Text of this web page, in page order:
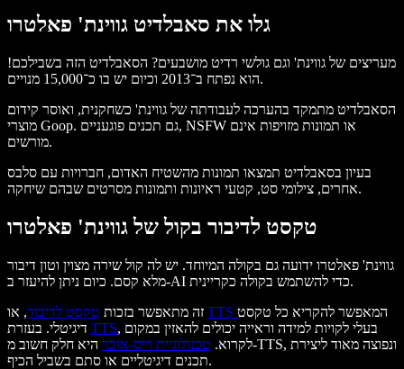
גלו את סאבלדיט גווינת' פאלטרו
מעריצים של גווינת' וגם גולשי רדיט מושבעים? הסאבלדיט הזה בשבילכם!
הוא נפתח ב־2013 וכיום יש בו כ־15,000 מנויים.
הסאבלדיט מתמקד בהערכה לעבודתה של גווינת' כשחקנית, ואוסר קידום
מוצרי Goop. גם תכנים פוגעניים, NSFW או תמונות מזויפות אינם
מורשים.
בעיון בסאבלדיט תמצאו תמונות מהשטיח האדום, חברויות עם סלבס
אחרים, צילומי סט, קטעי ראיונות ותמונות מסרטים שבהם שיחקה.
טקסט לדיבור בקול של גווינת' פאלטרו
גווינת' פאלטרו ידועה גם בקולה המיוחד. יש לה קול שירה מצוין וטון דיבור
מלא קסם. כיום ניתן להיעזר ב-AI כדי להשתמש בקולה כקריינית.
זה מתאפשר בזכות טקסט לדיבור TTS המאפשר להקריא כל טקסט
TTS, בעלי לקויות למידה וראייה יכולים להאזין במקום
לקרוא. טכנולוגיית וייס-אובר היא חלק חשוב מ-TTS, ונפוצה מאוד ליצירת
תכנים דיגיטליים או סתם בשביל הכיף.